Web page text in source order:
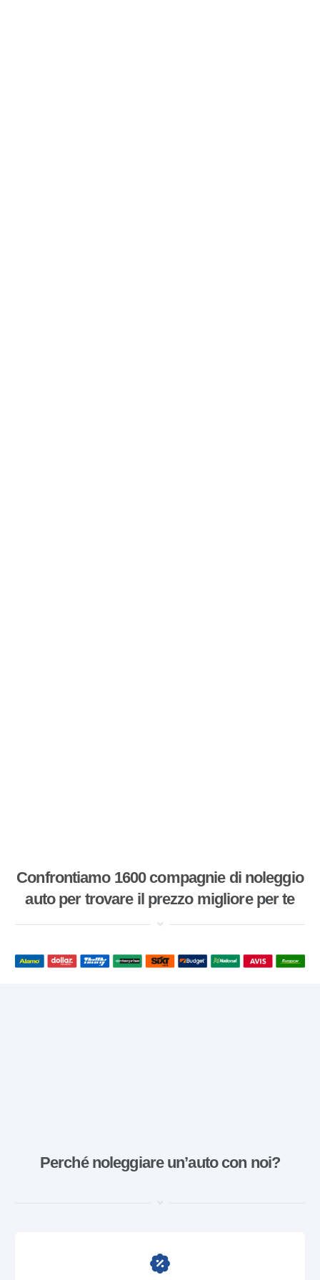
Confrontiamo 1600 compagnie di noleggio
auto per trovare il prezzo migliore per te
Perché noleggiare un’auto con noi?